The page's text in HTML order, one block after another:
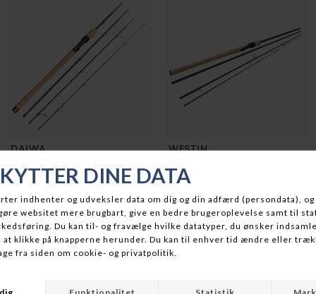
DAIWA
Fra DKK 529,95
WESTIN